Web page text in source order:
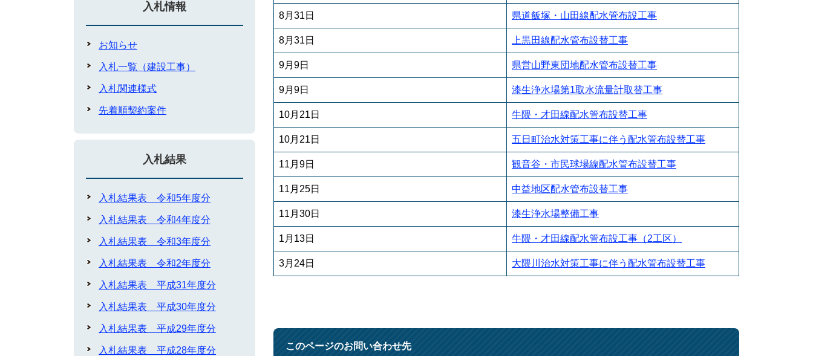
8月31日 県道飯塚・山田線配水管布設工事
8月31日 上黒田線配水管布設替工事
9月9日 県営山野東団地配水管布設替工事
9月9日 漆生浄水場第1取水流量計取替工事
10月21日 牛隈・才田線配水管布設替工事
10月21日 五日町治水対策工事に伴う配水管布設替工事
11月9日 観音谷・市民球場線配水管布設替工事
11月25日 中益地区配水管布設替工事
11月30日 漆生浄水場整備工事
1月13日 牛隈・才田線配水管布設工事（2工区）
3月24日 大隈川治水対策工事に伴う配水管布設替工事
このページのお問い合わせ先
入札情報
お知らせ
入札一覧（建設工事）
入札関連様式
先着順契約案件
入札結果
入札結果表 令和5年度分
入札結果表 令和4年度分
入札結果表 令和3年度分
入札結果表 令和2年度分
入札結果表 平成31年度分
入札結果表 平成30年度分
入札結果表 平成29年度分
入札結果表 平成28年度分